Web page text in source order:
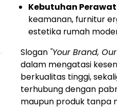
Kebutuhan
keamanan, furnitur
estetika rumah
Slogan "Your Brand,
dalam mengatasi
berkualitas tinggi,
terhubung dengan
maupun produk tanpa